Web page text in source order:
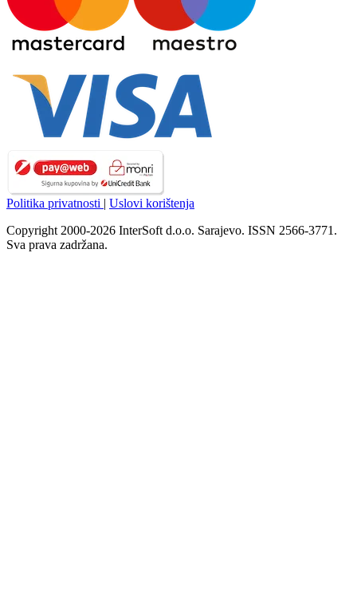
Politika privatnosti
Uslovi korištenja
Copyright 2000-2026 InterSoft d.o.o. Sarajevo. ISSN 2566-3771.
Sva prava zadržana.